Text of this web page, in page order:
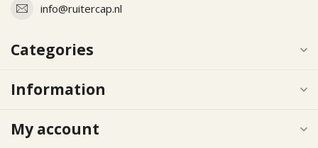
info@ruitercap.nl
Categories
Information
My account